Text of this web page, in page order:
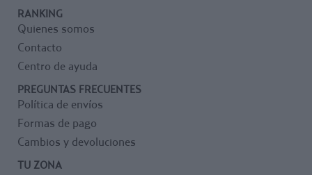
RANKING
Quienes somos
Contacto
Centro de ayuda
PREGUNTAS FRECUENTES
Política de envíos
Formas de pago
Cambios y devoluciones
TU ZONA